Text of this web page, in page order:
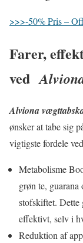
>>>-50% Pris –
Farer,
ved
Alviona
ønsker at tabe sig
vigtigste fordele
Metabolisme
grøn te, guarana
stofskiftet.
effektivt, selv i
Reduktion af